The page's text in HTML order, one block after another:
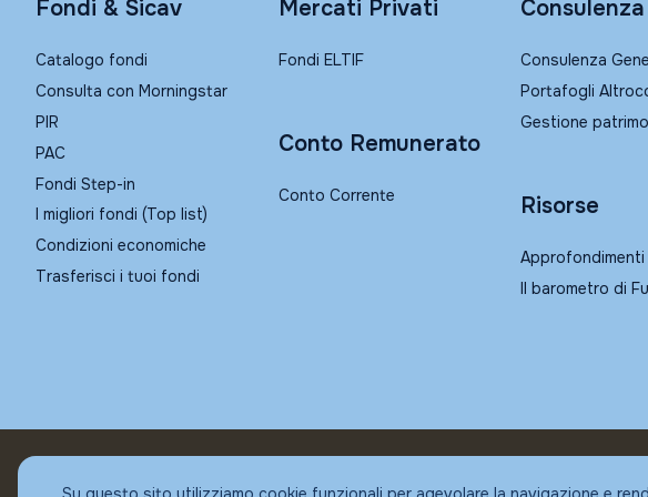
Fondi & Sicav
Catalogo fondi
Consulta con Morningstar
PIR
PAC
Fondi Step-in
I migliori fondi (Top list)
Condizioni economiche
Trasferisci i tuoi fondi
Mercati Privati
Fondi ELTIF
Conto Remunerato
Conto Corrente
Consulenza
Consulenza
Portafogli
Gestione
Risorse
Approfondimenti
Il barometro di